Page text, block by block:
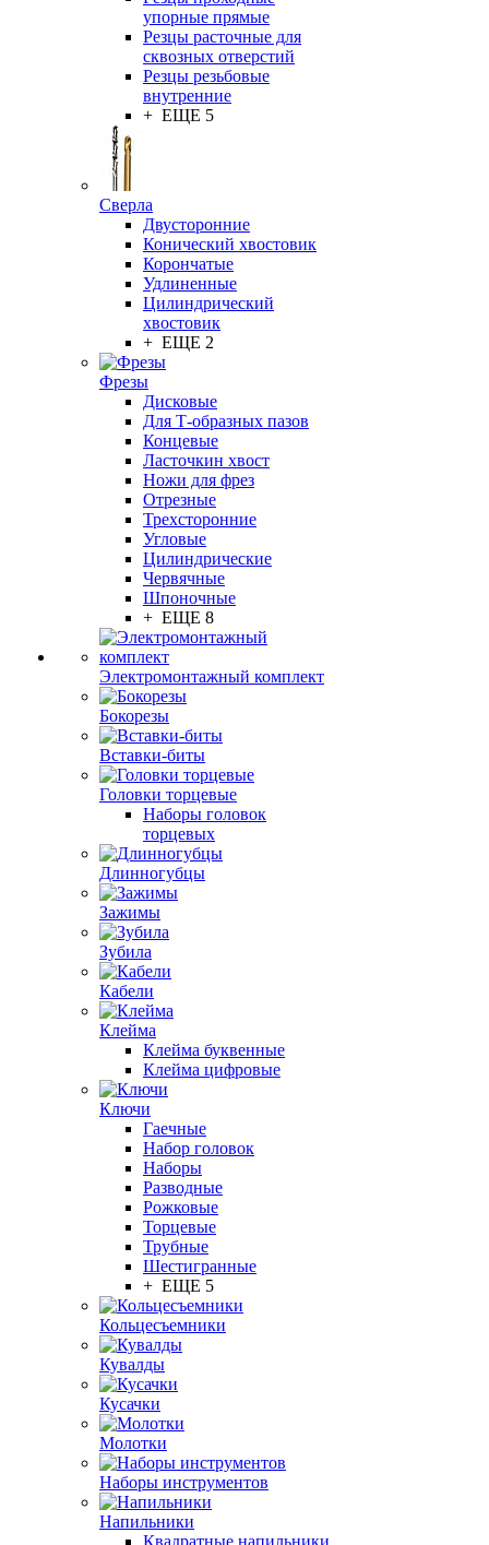
упорные прямые
Резцы расточные для
сквозных отверстий
Резцы резьбовые
внутренние
+ ЕЩЕ 5
Сверла
Двусторонние
Конический хвостовик
Корончатые
Удлиненные
Цилиндрический
хвостовик
+ ЕЩЕ 2
Фрезы
Дисковые
Для Т-образных пазов
Концевые
Ласточкин хвост
Ножи для фрез
Отрезные
Трехсторонние
Угловые
Цилиндрические
Червячные
Шпоночные
+ ЕЩЕ 8
Электромонтажный комплект
Бокорезы
Вставки-биты
Головки торцевые
Наборы головок
торцевых
Длинногубцы
Зажимы
Зубила
Кабели
Клейма
Клейма буквенные
Клейма цифровые
Ключи
Гаечные
Набор головок
Наборы
Разводные
Рожковые
Торцевые
Трубные
Шестигранные
+ ЕЩЕ 5
Кольцесъемники
Кувалды
Кусачки
Молотки
Наборы инструментов
Напильники
Квадратные напильники